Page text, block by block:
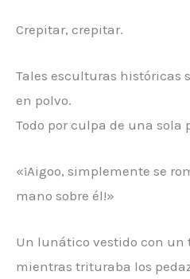
Crepitar, crepitar.
Tales esculturas históricas
en polvo.
Todo por culpa de una sola
«¡Aigoo, simplemente se
mano sobre él!»
Un lunático vestido con un
mientras trituraba los